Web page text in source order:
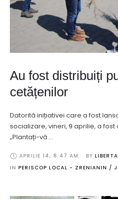
Au fost distribuiți
cetățenilor
Datorită inițiativei care a fost
socializare, vineri, 9 aprilie, a
„Plantați-vă …
APRILIE 14, 8:47 AM BY
IN PERISCOP LOCAL - ZRENIANIN /